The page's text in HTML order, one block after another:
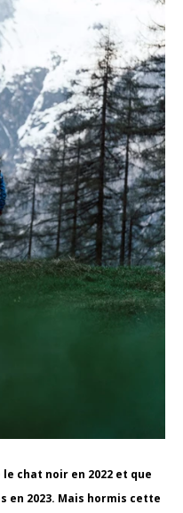
chat noir en 2022 et que
en 2023. Mais hormis cette